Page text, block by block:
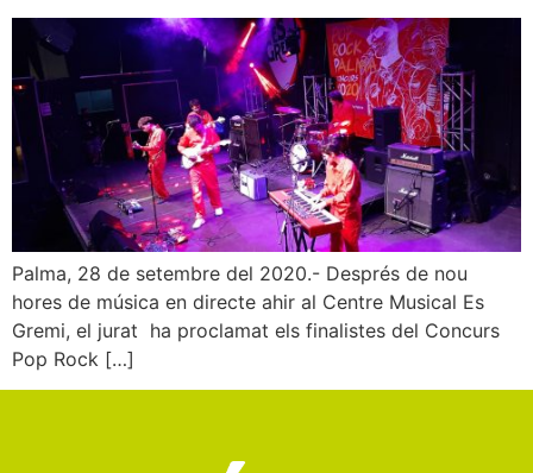
Palma, 28 de setembre del 2020.- Després de nou
hores de música en directe ahir al Centre Musical Es
Gremi, el jurat ha proclamat els finalistes del Concurs
Pop Rock […]